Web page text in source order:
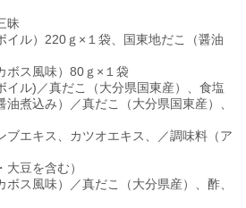
昧
イル）220ｇ×１袋、国東地だこ（醤油
風味）80ｇ×１袋
イル)／真だこ（大分県国東産）、食塩
み）／真だこ（大分県国東産）、
ス、カツオエキス、／調味料（ア
を含む）
味）／真だこ（大分県産）、酢、